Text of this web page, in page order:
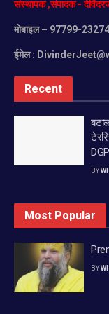
संस्थापक,संपादक-
मोबाइल– 97799-23274
ईमेल :
Recent
BY
Most Popular
BY